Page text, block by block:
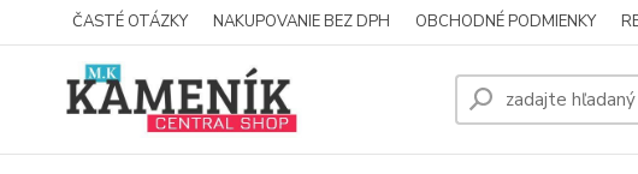
ČASTÉ OTÁZKY NAKUPOVANIE BEZ DPH OBCHODNÉ PODMIENKY